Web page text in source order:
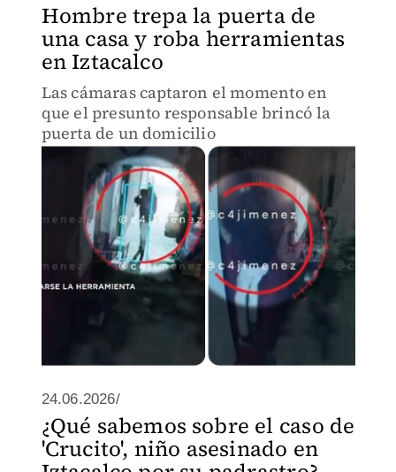
Hombre trepa la puerta de
una casa y roba herramientas
en Iztacalco
Las cámaras captaron el momento en
que el presunto responsable brincó la
puerta de un domicilio
24.06.2026/
¿Qué sabemos sobre el caso de
'Crucito', niño asesinado en